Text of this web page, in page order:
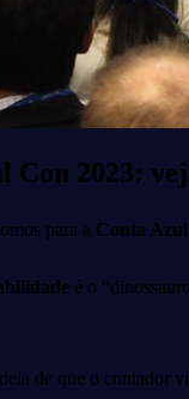
Con 2023:
para a Conta
é o
de que o contador